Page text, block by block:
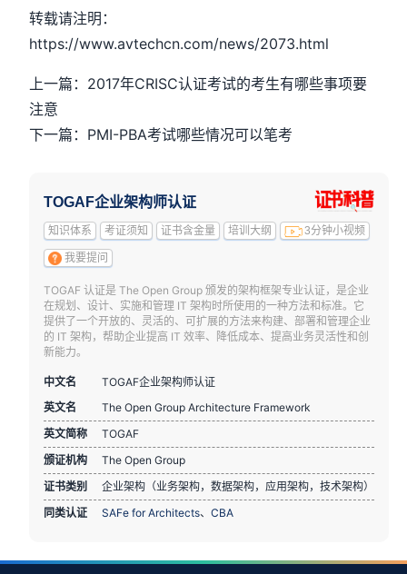
转载请注明：
https://www.avtechcn.com/news/2073.html
上一篇：2017年CRISC认证考试的考生有哪些事项要
注意
下一篇：PMI-PBA考试哪些情况可以笔考
TOGAF企业架构师认证
知识体系 考证须知 证书含金量 培训大纲 3分钟小视频
我要提问
TOGAF 认证是 The Open Group 颁发的架构框架专业认证，是企业
在规划、设计、实施和管理 IT 架构时所使用的一种方法和标准。它
提供了一个开放的、灵活的、可扩展的方法来构建、部署和管理企业
的 IT 架构，帮助企业提高 IT 效率、降低成本、提高业务灵活性和创
新能力。
中文名
TOGAF企业架构师认证
英文名
The Open Group Architecture Framework
英文简称
TOGAF
颁证机构
The Open Group
证书类别
企业架构（业务架构，数据架构，应用架构，技术架构）
同类认证
SAFe for Architects、CBA